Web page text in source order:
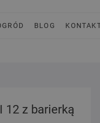
BLOG
12 z barierką